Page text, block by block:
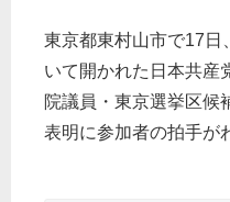
東京都東村山市で17日
いて開かれた日本共産
院議員・東京選挙区候
表明に参加者の拍手が